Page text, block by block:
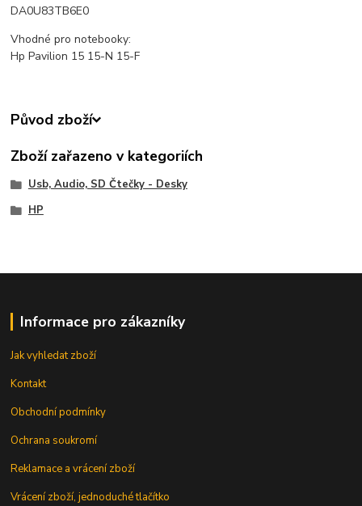
DA0U83TB6E0
Vhodné pro notebooky:
Hp Pavilion 15 15-N 15-F
Původ zboží
Zboží zařazeno v kategoriích
Usb, Audio, SD Čtečky - Desky
HP
Informace pro zákazníky
Jak vyhledat zboží
Kontakt
Obchodní podmínky
Ochrana soukromí
Reklamace a vrácení zboží
Vrácení zboží, jednoduché tlačítko